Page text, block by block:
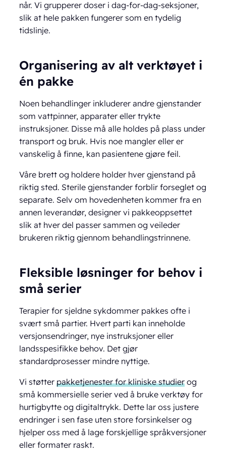
når. Vi grupperer doser i dag-for-dag-seksjoner,
slik at hele pakken fungerer som en tydelig
tidslinje.
Organisering av alt verktøyet i
én pakke
Noen behandlinger inkluderer andre gjenstander
som vattpinner, apparater eller trykte
instruksjoner. Disse må alle holdes på plass under
transport og bruk. Hvis noe mangler eller er
vanskelig å finne, kan pasientene gjøre feil.
Våre brett og holdere holder hver gjenstand på
riktig sted. Sterile gjenstander forblir forseglet og
separate. Selv om hovedenheten kommer fra en
annen leverandør, designer vi pakkeoppsettet
slik at hver del passer sammen og veileder
brukeren riktig gjennom behandlingstrinnene.
Fleksible løsninger for behov i
små serier
Terapier for sjeldne sykdommer pakkes ofte i
svært små partier. Hvert parti kan inneholde
versjonsendringer, nye instruksjoner eller
landsspesifikke behov. Det gjør
standardprosesser mindre nyttige.
Vi støtterpakketjenester for kliniske studier og
små kommersielle serier ved å bruke verktøy for
hurtigbytte og digitaltrykk. Dette lar oss justere
endringer i sen fase uten store forsinkelser og
hjelper oss med å lage forskjellige språkversjoner
eller formater raskt.